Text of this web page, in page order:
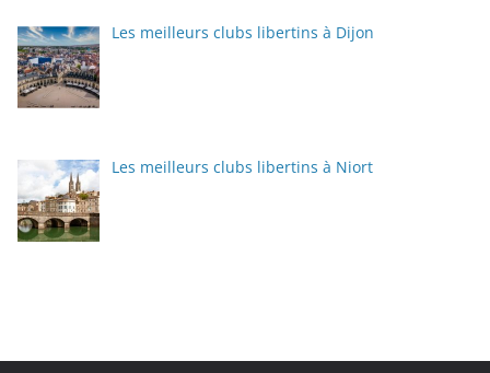
Les meilleurs clubs libertins à Dijon
Les meilleurs clubs libertins à Niort